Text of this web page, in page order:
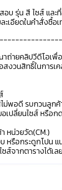
บ รุ่น สี ไซส์ แล
ะเอียดในคำสั่งซื้
ายคลิปวีดีโอเพื่
งวนสิทธิ์ในการเ
ไม่พอดี รบกวนลูก
ปลี่ยนไซส์ หรือก
หน่วยวัด(CM.)
หรือกระดูกโปน แ
ส์จากตารางได้เลย